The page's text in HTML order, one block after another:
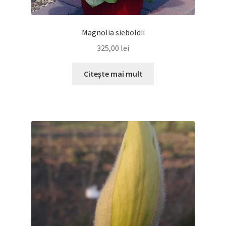
Magnolia sieboldii
325,00 lei
Citește mai mult